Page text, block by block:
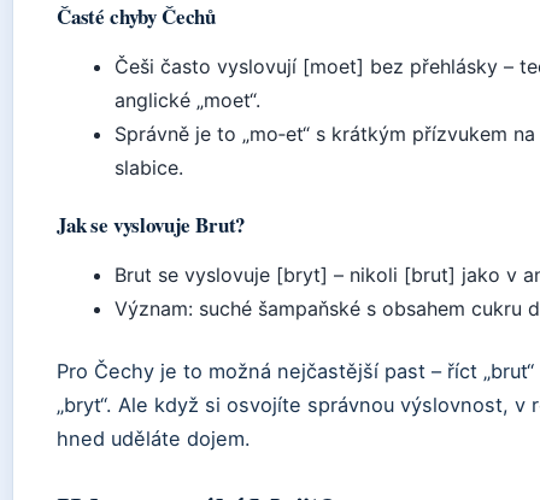
Časté chyby Čechů
Češi často vyslovují [moet] bez přehlásky –
anglické „moet“.
Správně je to „mo‑et“ s krátkým přízvukem
slabice.
Jak se vyslovuje Brut?
Brut se vyslovuje [bryt] – nikoli [brut] jako v
Význam: suché šampaňské s obsahem cukru
Pro Čechy je to možná nejčastější past – říct
„bryt“. Ale když si osvojíte správnou výslovnost, v
hned uděláte dojem.